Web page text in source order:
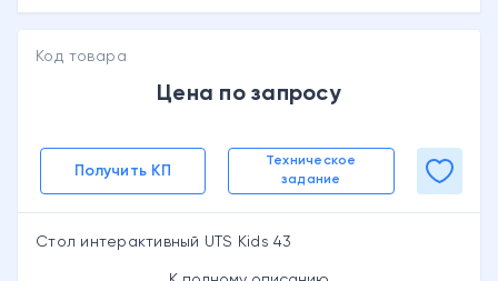
Код товара
Цена по запросу
Получить КП
Техническое
задание
Стол интерактивный UTS Kids 43